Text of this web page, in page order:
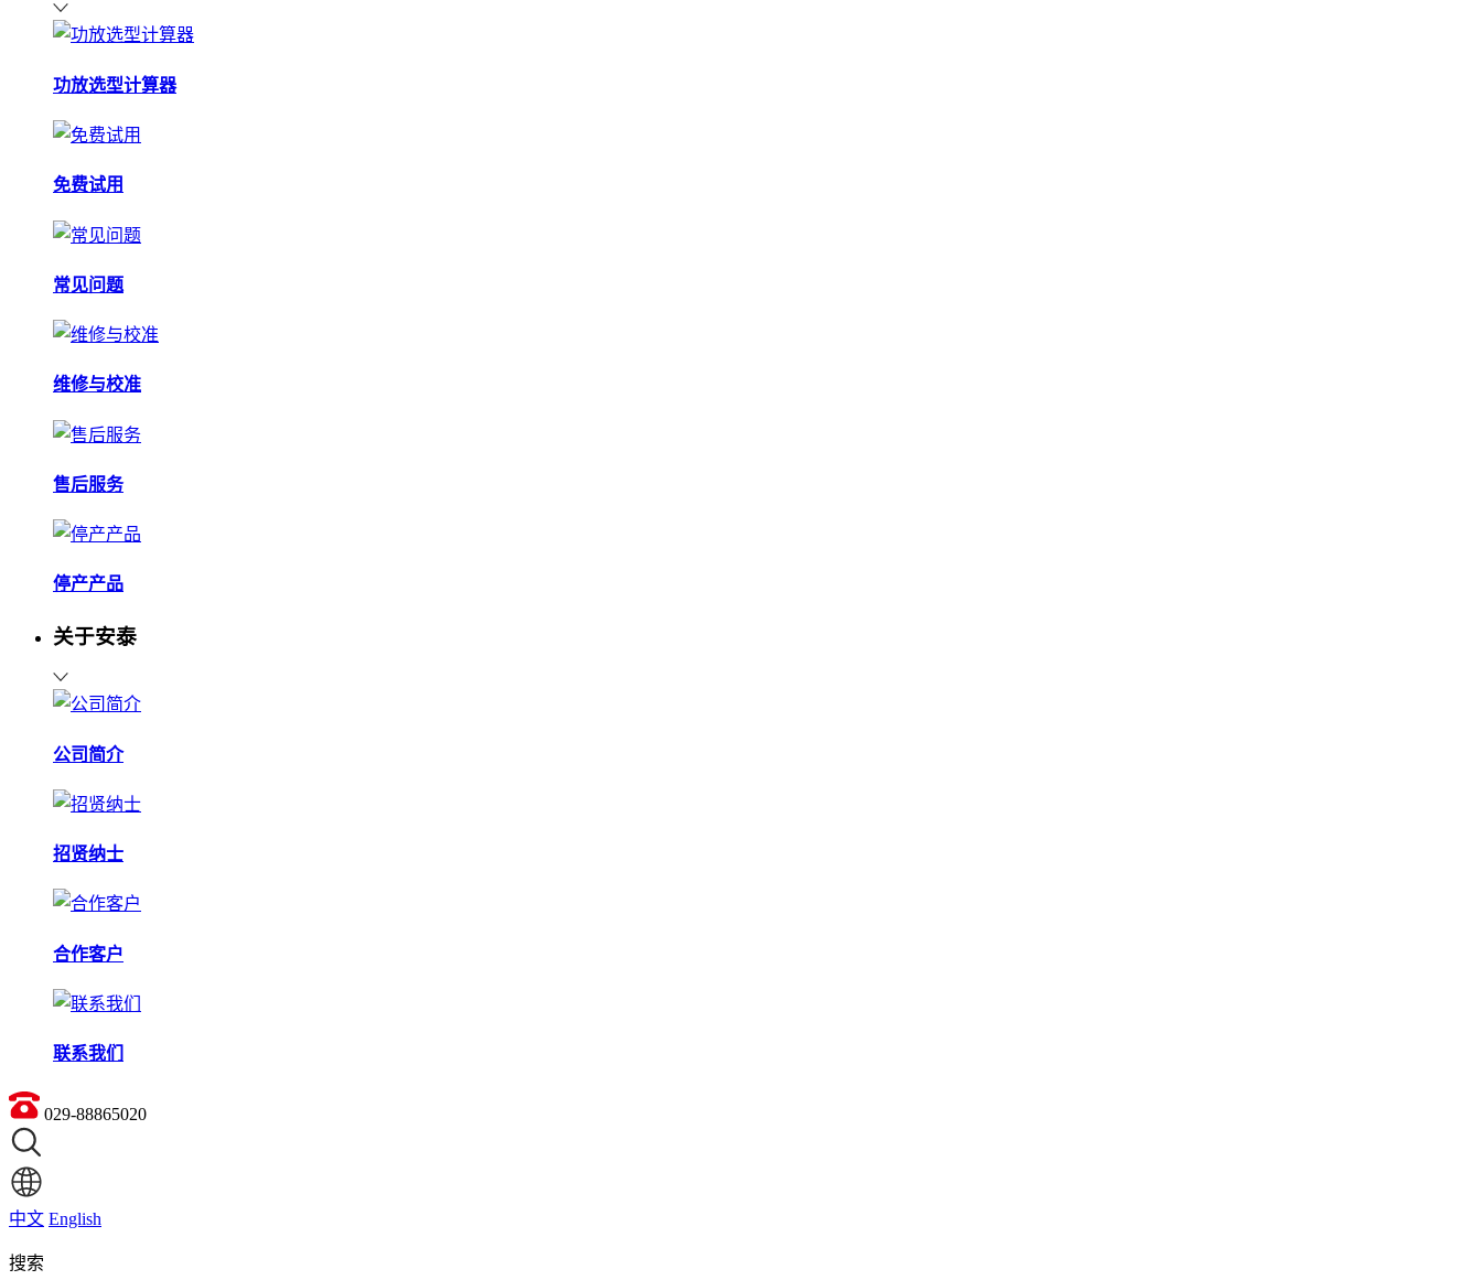
功放选型计算器
免费试用
常见问题
维修与校准
售后服务
停产产品
关于安泰
公司简介
招贤纳士
合作客户
联系我们
029-88865020
中文 English
搜索